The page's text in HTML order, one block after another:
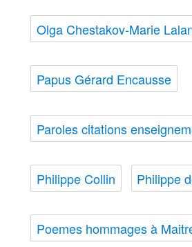
Olga Chestakov-Marie
Papus Gérard Encausse
Paroles citations
Philippe Collin Philippe
Poemes hommages à